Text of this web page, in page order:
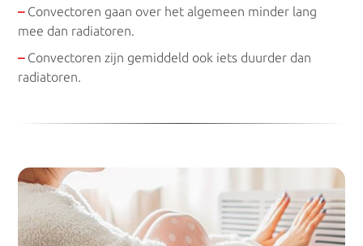
–Convectoren gaan over het algemeen minder lang
mee dan radiatoren.
–Convectoren zijn gemiddeld ook iets duurder dan
radiatoren.